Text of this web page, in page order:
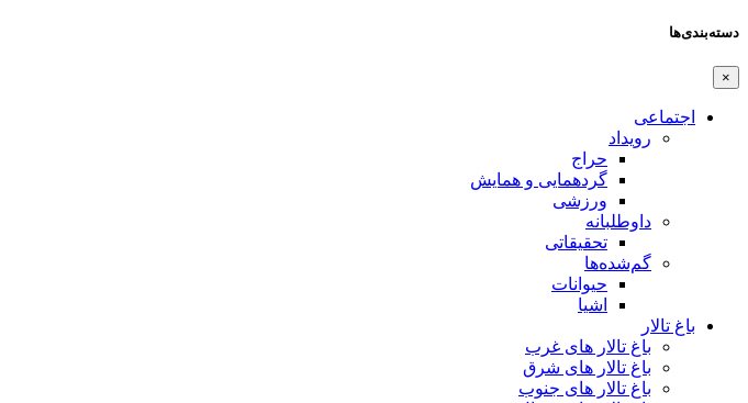
دسته‌بندی‌ها
×
اجتماعی
رویداد
حراج
گردهمایی و همایش
ورزشی
داوطلبانه
تحقیقاتی
گم‌شده‌ها
حیوانات
اشیا
باغ تالار
باغ تالار های غرب
باغ تالار های شرق
باغ تالار های جنوب